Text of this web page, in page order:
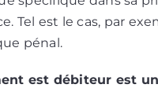
Tel est le cas, par
pénal.
est débiteur est